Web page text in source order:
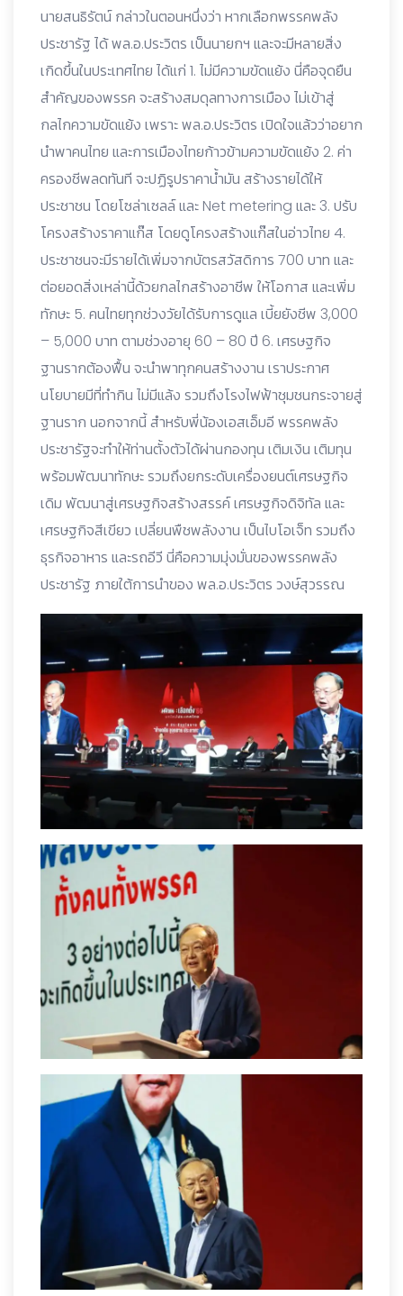
นายสนธิรัตน์ กล่าวในตอนหนึ่งว่า หากเลือกพรรคพลัง
ประชารัฐ ได้ พล.อ.ประวิตร เป็นนายกฯ และจะมีหลายสิ่ง
เกิดขึ้นในประเทศไทย ได้แก่ 1. ไม่มีความขัดแย้ง นี่คือจุดยืน
สำคัญของพรรค จะสร้างสมดุลทางการเมือง ไม่เข้าสู่
กลไกความขัดแย้ง เพราะ พล.อ.ประวิตร เปิดใจแล้วว่าอยาก
นำพาคนไทย และการเมืองไทยก้าวข้ามความขัดแย้ง 2. ค่า
ครองชีพลดทันที จะปฏิรูปราคาน้ำมัน สร้างรายได้ให้
ประชาชน โดยโซล่าเซลล์ และ Net metering และ 3. ปรับ
โครงสร้างราคาแก๊ส โดยดูโครงสร้างแก๊สในอ่าวไทย 4.
ประชาชนจะมีรายได้เพิ่มจากบัตรสวัสดิการ 700 บาท และ
ต่อยอดสิ่งเหล่านี้ด้วยกลไกสร้างอาชีพ ให้โอกาส และเพิ่ม
ทักษะ 5. คนไทยทุกช่วงวัยได้รับการดูแล เบี้ยยังชีพ 3,000
– 5,000 บาท ตามช่วงอายุ 60 – 80 ปี 6. เศรษฐกิจ
ฐานรากต้องฟื้น จะนำพาทุกคนสร้างงาน เราประกาศ
นโยบายมีที่ทำกิน ไม่มีแล้ง รวมถึงโรงไฟฟ้าชุมชนกระจายสู่
ฐานราก นอกจากนี้ สำหรับพี่น้องเอสเอ็มอี พรรคพลัง
ประชารัฐจะทำให้ท่านตั้งตัวได้ผ่านกองทุน เติมเงิน เติมทุน
พร้อมพัฒนาทักษะ รวมถึงยกระดับเครื่องยนต์เศรษฐกิจ
เดิม พัฒนาสู่เศรษฐกิจสร้างสรรค์ เศรษฐกิจดิจิทัล และ
เศรษฐกิจสีเขียว เปลี่ยนพืชพลังงาน เป็นไบโอเจ็ท รวมถึง
ธุรกิจอาหาร และรถอีวี นี่คือความมุ่งมั่นของพรรคพลัง
ประชารัฐ ภายใต้การนำของ พล.อ.ประวิตร วงษ์สุวรรณ